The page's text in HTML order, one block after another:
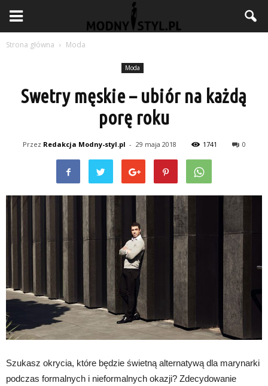
Strona główna Moda
Moda
Swetry męskie – ubiór na każdą
porę roku
Przez Redakcja Modny-styl.pl - 29 maja 2018 1741 0
Szukasz okrycia, które będzie świetną alternatywą dla marynarki
podczas formalnych i nieformalnych okazji? Zdecydowanie